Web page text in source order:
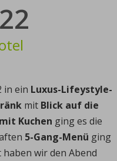
in ein Luxus-Lifeystyle-
mit Blick auf die
Kuchen ging es die
5-Gang-Menü ging
haben wir den Abend